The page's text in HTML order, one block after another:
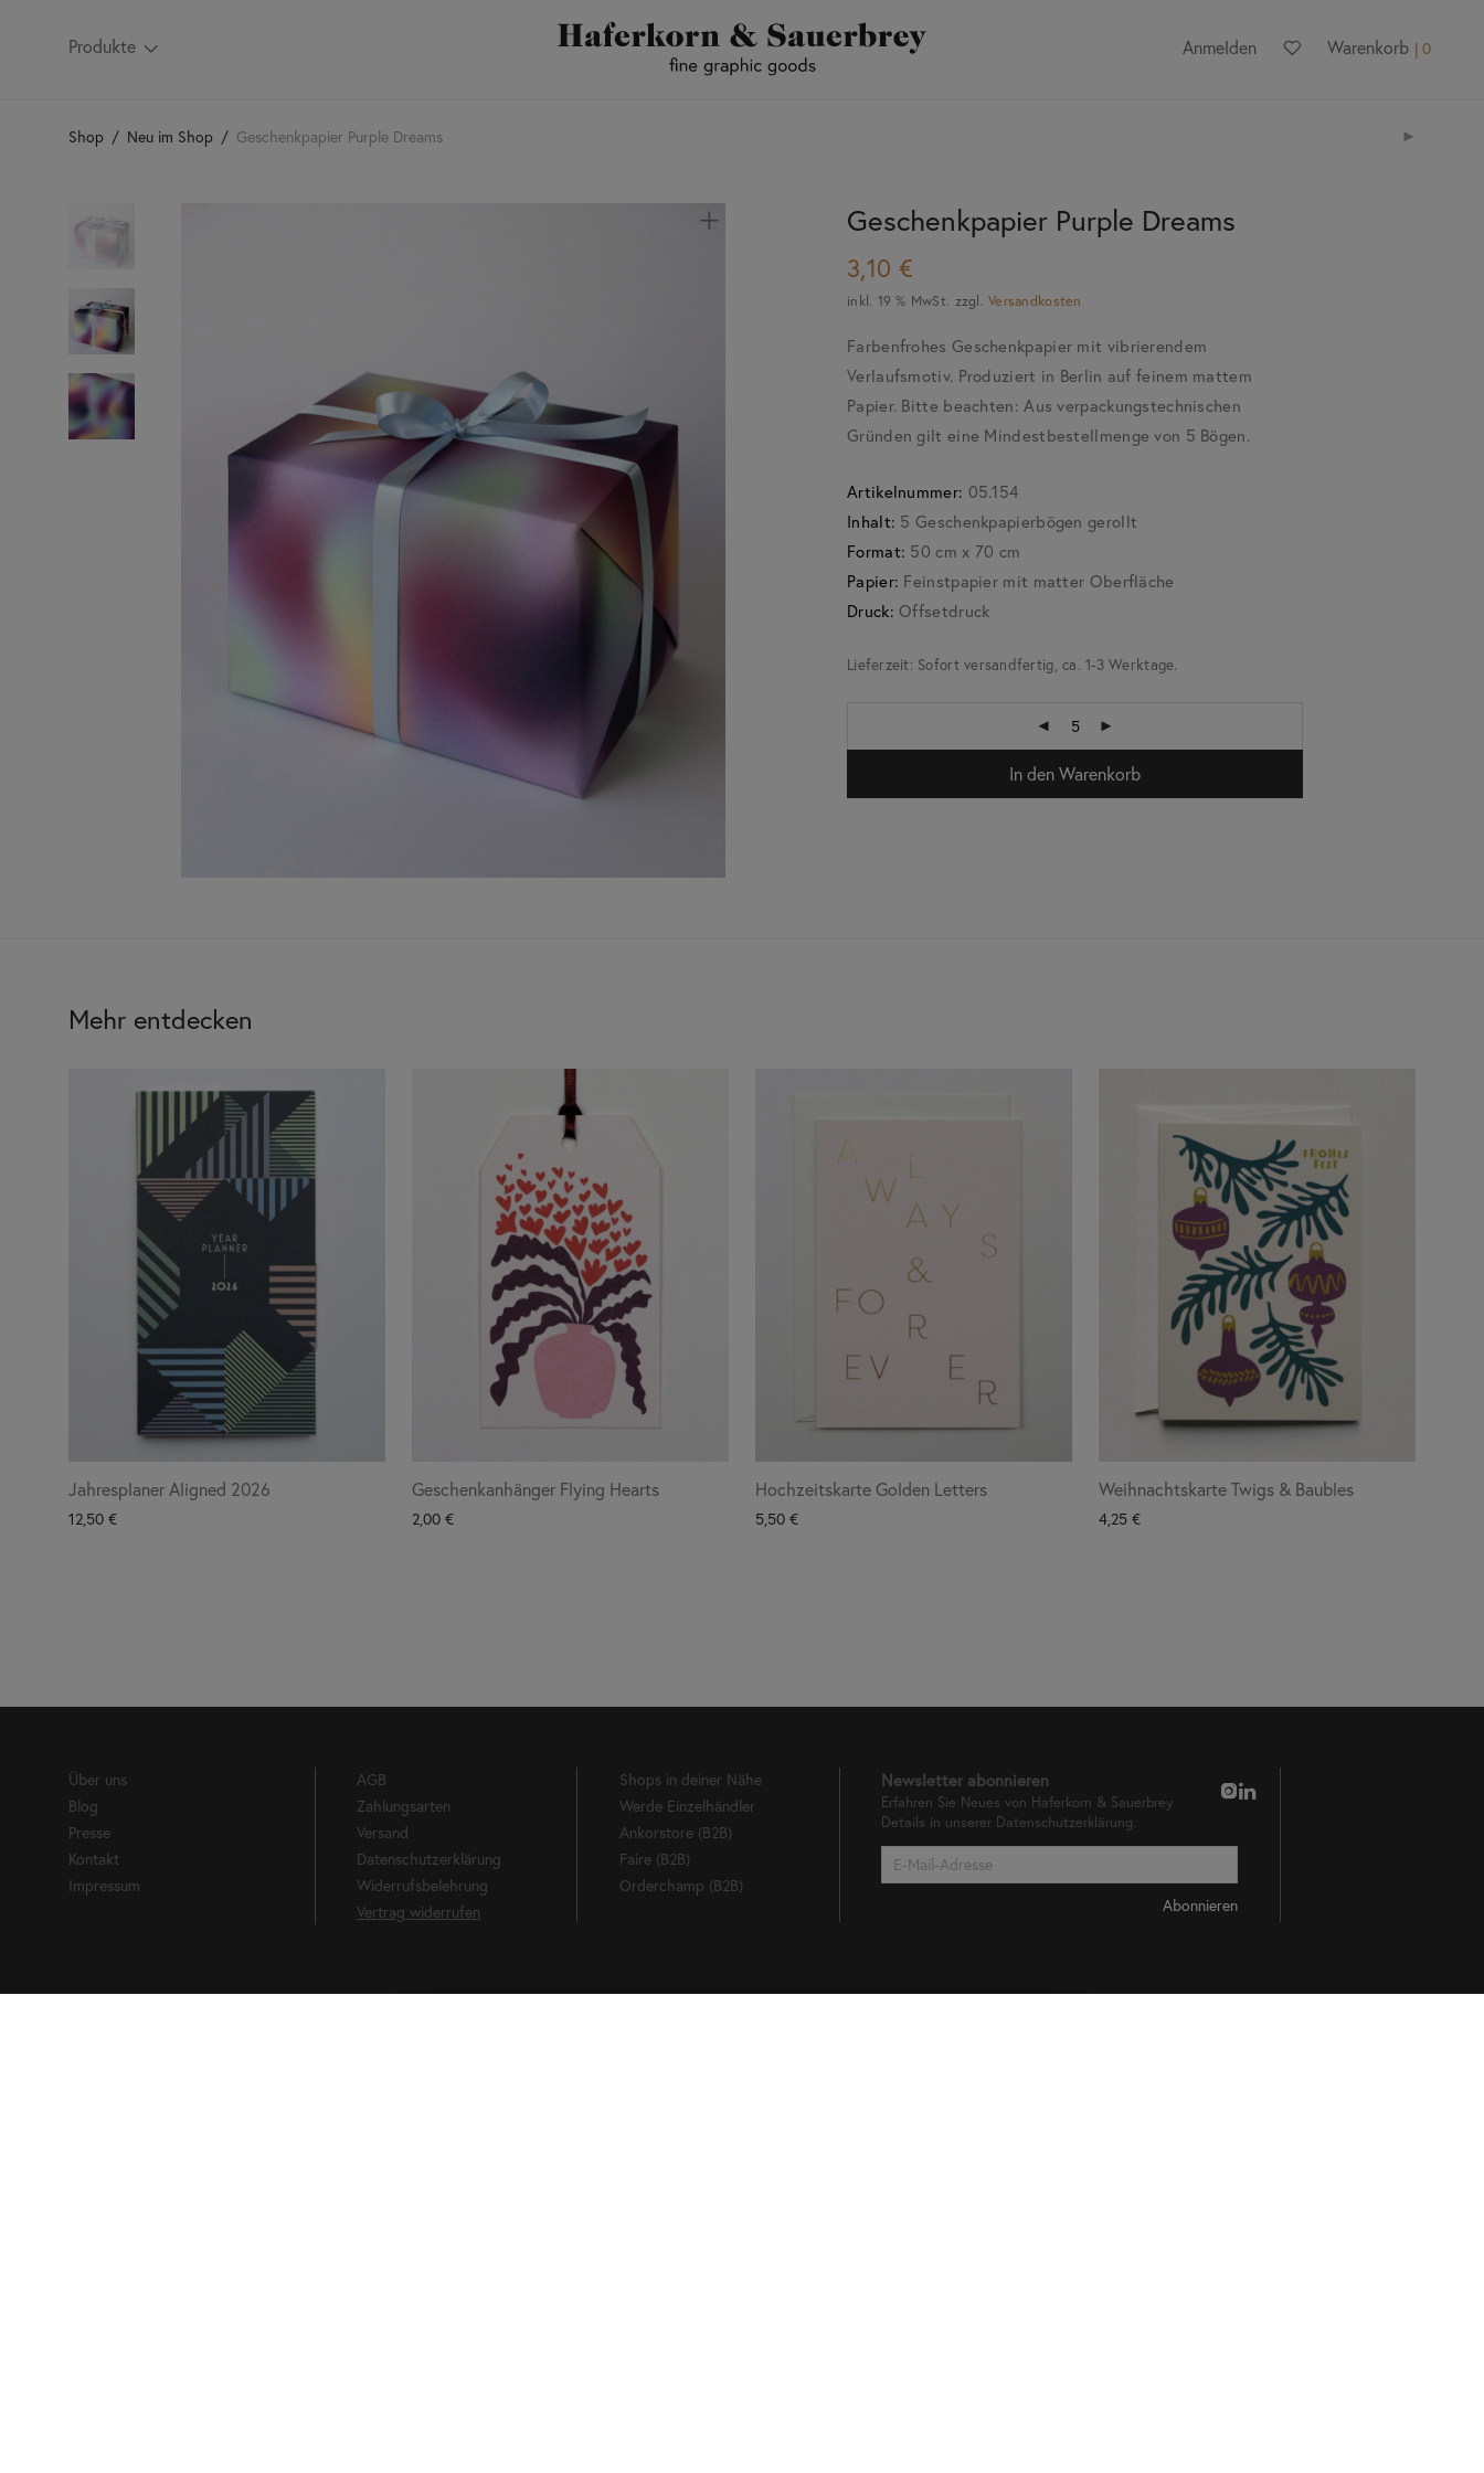
Produkte Anmelden Warenkorb 0
Shop / Neu im Shop / Geschenkpapier Purple Dreams
Geschenkpapier Purple Dreams
3,10 €
inkl. 19 % MwSt. zzgl.Versandkosten
Farbenfrohes Geschenkpapier mit vibrierendem
Verlaufsmotiv. Produziert in Berlin auf feinem mattem
Papier. Bitte beachten: Aus verpackungstechnischen
Gründen gilt eine Mindestbestellmenge von 5 Bögen.
Artikelnummer: 05.154
Inhalt: 5 Geschenkpapierbögen gerollt
Format: 50 cm x 70 cm
Papier: Feinstpapier mit matter Oberfläche
Druck: Offsetdruck
Lieferzeit: Sofort versandfertig, ca. 1-3 Werktage.
In den Warenkorb
Mehr entdecken
Jahresplaner Aligned 2026
12,50 €
Geschenkanhänger Flying Hearts
2,00 €
Hochzeitskarte Golden Letters
5,50 €
Weihnachtskarte Twigs & Baubles
4,25 €
Über uns
Blog
Presse
Kontakt
Impressum
AGB
Zahlungsarten
Versand
Datenschutzerklärung
Widerrufsbelehrung
Vertrag widerrufen
Shops in deiner Nähe
Werde Einzelhändler
Ankorstore (B2B)
Faire (B2B)
Orderchamp (B2B)
Newsletter abonnieren
Erfahren Sie Neues von Haferkorn & Sauerbrey
Details in unserer Datenschutzerklärung.